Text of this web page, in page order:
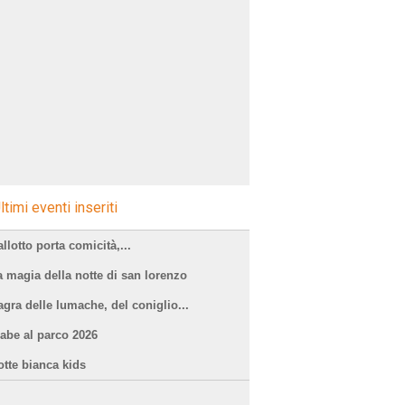
eventi inseriti
porta comicità,...
magia della notte di san lorenzo
delle lumache, del coniglio...
al parco 2026
bianca kids